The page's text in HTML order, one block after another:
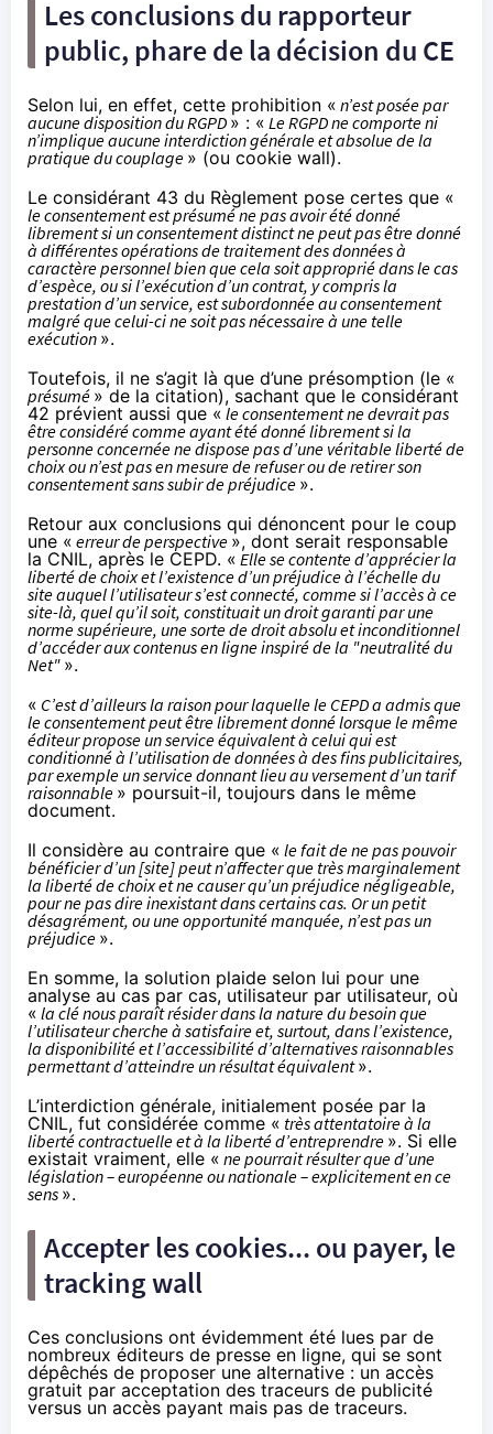
Les conclusions du rapporteur
public, phare de la décision du CE
Selon lui, en effet, cette prohibition « n’est posée par
aucune disposition du RGPD » : « Le RGPD ne comporte ni
n’implique aucune interdiction générale et absolue de la
pratique du couplage » (ou cookie wall).
Le considérant 43 du Règlement pose certes que «
le consentement est présumé ne pas avoir été donné
librement si un consentement distinct ne peut pas être donné
à différentes opérations de traitement des données à
caractère personnel bien que cela soit approprié dans le cas
d’espèce, ou si l’exécution d’un contrat, y compris la
prestation d’un service, est subordonnée au consentement
malgré que celui-ci ne soit pas nécessaire à une telle
exécution ».
Toutefois, il ne s’agit là que d’une présomption (le «
présumé » de la citation), sachant que le considérant
42 prévient aussi que « le consentement ne devrait pas
être considéré comme ayant été donné librement si la
personne concernée ne dispose pas d’une véritable liberté de
choix ou n’est pas en mesure de refuser ou de retirer son
consentement sans subir de préjudice ».
Retour aux conclusions qui dénoncent pour le coup
une « erreur de perspective », dont serait responsable
la CNIL, après le CEPD. « Elle se contente d’apprécier la
liberté de choix et l’existence d’un préjudice à l’échelle du
site auquel l’utilisateur s’est connecté, comme si l’accès à ce
site-là, quel qu’il soit, constituait un droit garanti par une
norme supérieure, une sorte de droit absolu et inconditionnel
d’accéder aux contenus en ligne inspiré de la "neutralité du
Net" ».
« C’est d’ailleurs la raison pour laquelle le CEPD a admis que
le consentement peut être librement donné lorsque le même
éditeur propose un service équivalent à celui qui est
conditionné à l’utilisation de données à des fins publicitaires,
par exemple un service donnant lieu au versement d’un tarif
raisonnable » poursuit-il, toujours dans le même
document.
Il considère au contraire que « le fait de ne pas pouvoir
bénéficier d’un [site] peut n’affecter que très marginalement
la liberté de choix et ne causer qu’un préjudice négligeable,
pour ne pas dire inexistant dans certains cas. Or un petit
désagrément, ou une opportunité manquée, n’est pas un
préjudice ».
En somme, la solution plaide selon lui pour une
analyse au cas par cas, utilisateur par utilisateur, où
« la clé nous paraît résider dans la nature du besoin que
l’utilisateur cherche à satisfaire et, surtout, dans l’existence,
la disponibilité et l’accessibilité d’alternatives raisonnables
permettant d’atteindre un résultat équivalent».
L’interdiction générale, initialement posée par la
CNIL, fut considérée comme « très attentatoire à la
liberté contractuelle et à la liberté d’entreprendre ». Si elle
existait vraiment, elle « ne pourrait résulter que d’une
législation – européenne ou nationale – explicitement en ce
sens ».
Accepter les cookies... ou payer, le
tracking wall
Ces conclusions ont évidemment été lues par de
nombreux éditeurs de presse en ligne, qui se sont
dépêchés de proposer une alternative : un accès
gratuit par acceptation des traceurs de publicité
versus un accès payant mais pas de traceurs.